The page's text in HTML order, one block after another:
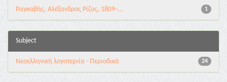
1
Ραγκαβής, Αλέξανδρος Ρίζος, 1809-...
Subject
24
Νεοελληνική λογοτεχνία - Περιοδικά